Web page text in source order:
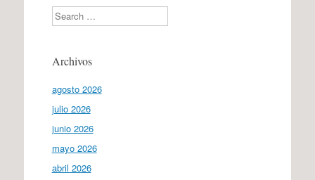
Search
Archivos
agosto 2026
julio 2026
junio 2026
mayo 2026
abril 2026